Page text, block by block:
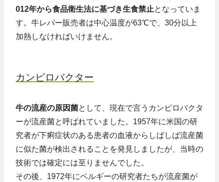
012年から食品衛生法に基づき生食禁止となっていま
す。牛レバー販売者は中心温度が63℃で、30分以上
加熱しなければいけません。
カンピロバクター
牛の流産の原因菌として、現在で言うカンピロバクタ
ーが流産菌と呼ばれていました。1957年に米国の研
究者が下痢症状のある患者の血液からしばしば流産菌
に似た菌が検出されることを発見しましたが、当時の
技術では確定には至りませんでした。
その後、1972年にベルギーの研究者たちが流産菌が